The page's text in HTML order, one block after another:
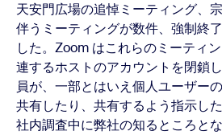
天安門広場の追悼ミーティング、
伴うミーティングが数件、強制終
した。Zoom はこれらのミーティ
連するホストのアカウントを閉鎖
員が、一部とはいえ個人ユーザー
共有したり、共有するよう指示し
社内調査中に弊社の知るところと